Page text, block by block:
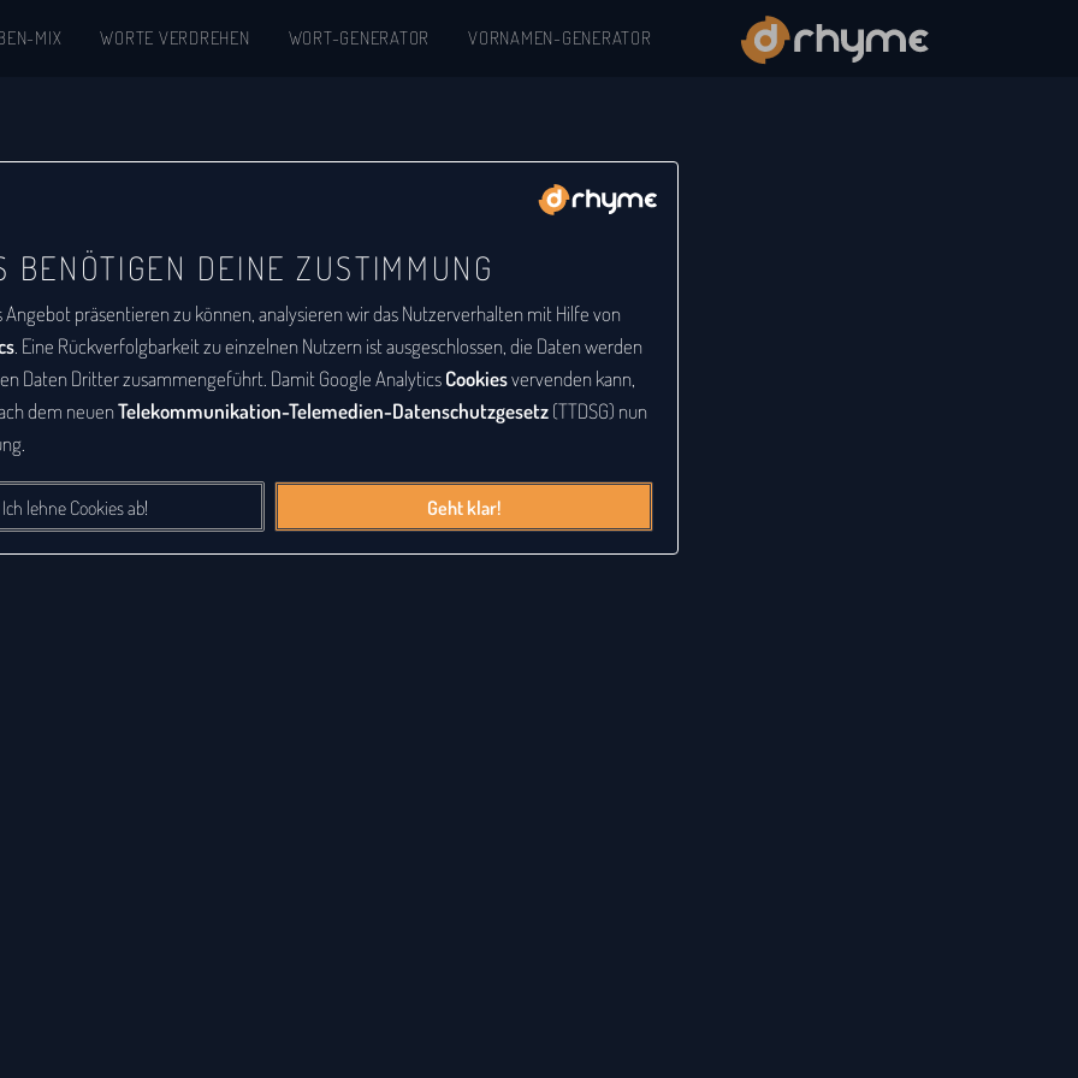
BENÖTIGEN DEINE ZUSTIMMUNG
Angebot präsentieren zu können, analysieren wir das Nutzerverhalten mit Hilfe von
. Eine Rückverfolgbarkeit zu einzelnen Nutzern ist ausgeschlossen, die Daten werden
Daten Dritter zusammengeführt. Damit Google AnalyticsCookiesvervenden kann,
dem neuenTelekommunikation-Telemedien-Datenschutzgesetz(TTDSG) nun
Ich lehne Cookies ab! Geht klar!
MIX WORTE VERDREHEN WORT-GENERATOR VORNAMEN-GENERATOR
Auflistung aller Wörter, zu denen
ist eine Buchstabenfolge, die durch
Buchstabenfolge entstanden ist. Das
sein. Bei diesem Lexikon hingegen geht
die durch Vertauschung der
sind.